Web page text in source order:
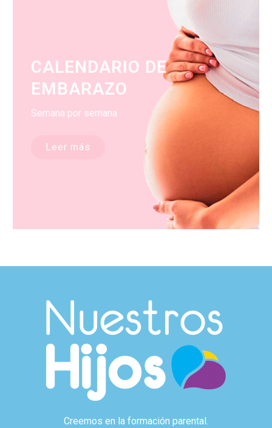
CALENDARIO DE
EMBARAZO
Semana por semana
Leer más
Creemos en la formación parental.